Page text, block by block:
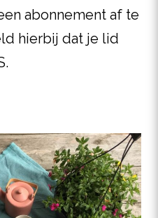
abonnement af te
hierbij dat je lid